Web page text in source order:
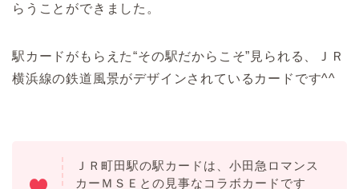
らうことができました。
駅カードがもらえた“その駅だからこそ”見られる、ＪＲ
横浜線の鉄道風景がデザインされているカードです^^
ＪＲ町田駅の駅カードは、小田急ロマンス
カーＭＳＥとの見事なコラボカードです